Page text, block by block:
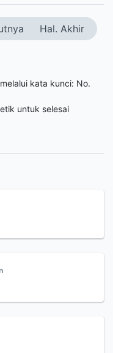
Hal. Akhir
kata kunci: No.
untuk selesai